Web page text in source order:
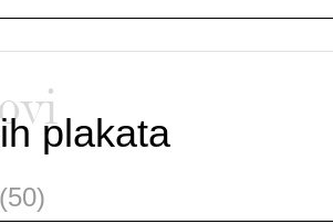
plakata
(50)